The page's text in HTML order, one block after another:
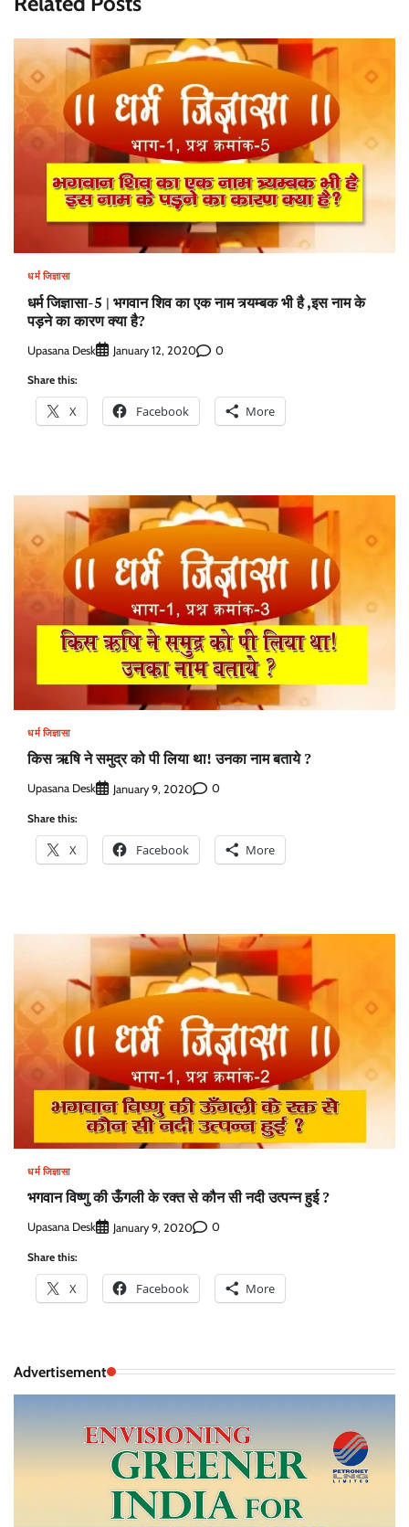
धर्म जिज्ञासा
धर्म जिज्ञासा-5 | भगवान शिव का एक नाम त्र्यम्बक भी है ,इस नाम के
पड़ने का कारण क्या है?
Upasana Desk January 12, 2020 0
Share this:
X Facebook More
धर्म जिज्ञासा
किस ऋषि ने समुद्र को पी लिया था! उनका नाम बताये ?
Upasana Desk January 9, 2020 0
Share this:
X Facebook More
धर्म जिज्ञासा
भगवान विष्णु की ऊँगली के रक्त से कौन सी नदी उत्पन्न हुई ?
Upasana Desk January 9, 2020 0
Share this:
X Facebook More
Advertisement